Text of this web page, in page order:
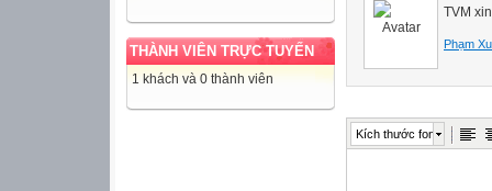
THÀNH VIÊN TRỰC TUYẾN
1 khách và 0 thành viên
TVM
Phạm
Kích thước font